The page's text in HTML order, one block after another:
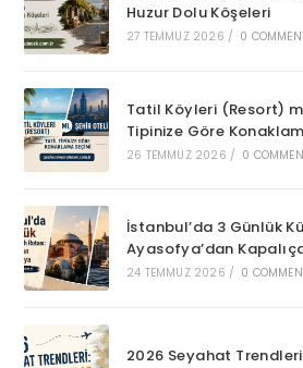
Huzur Dolu Köşeleri
27 TEMMUZ 2026 / 0
Tatil Köyleri (Resort)
Tipinize Göre
26 TEMMUZ 2026 / 0
İstanbul’da 3 Günlük
Ayasofya’dan
24 TEMMUZ 2026 / 0
2026 Seyahat